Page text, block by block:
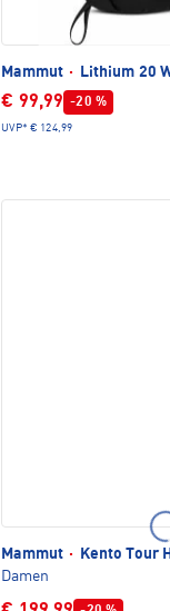
Mammut · Lithium 20
€ 99,99 -20 %
UVP* € 124,99
Mammut ·
Kento Tour
Damen